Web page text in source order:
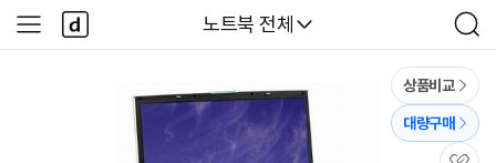
다나와
노트북 전체
검
색
사
이
다
나
와
상품비교
대량구매